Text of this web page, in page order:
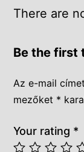
There are
Be the first
Az e-mail
mezőket *
Your rating *